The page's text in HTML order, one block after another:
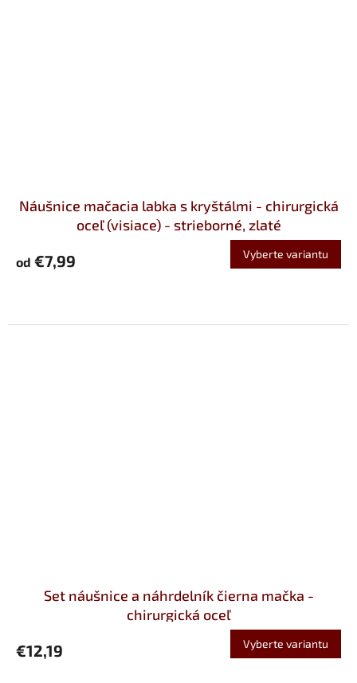
Náušnice mačacia labka s kryštálmi - chirurgická
oceľ (visiace) - strieborné, zlaté
od €7,99 Vyberte variantu
Set náušnice a náhrdelník čierna mačka -
chirurgická oceľ
€12,19 Vyberte variantu